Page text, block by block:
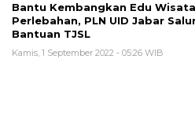
Bantu Kembangkan Edu Wisata
Perlebahan, PLN UID Jabar
Bantuan TJSL
Kamis, 1 September 2022 - 05:26 WIB